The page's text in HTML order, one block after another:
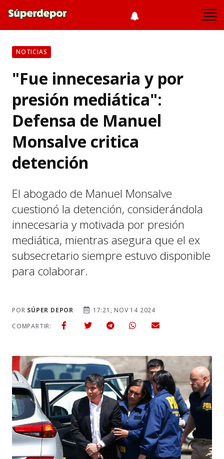
NOTICIAS
"Fue innecesaria y por
presión mediática":
Defensa de Manuel
Monsalve critica
detención
El abogado de Manuel Monsalve
cuestionó la detención, considerándola
innecesaria y motivada por presión
mediática, mientras asegura que el ex
subsecretario siempre estuvo disponible
para colaborar.
POR SÚPER DEPOR
17:21, NOV 14 2024
COMPARTIR: